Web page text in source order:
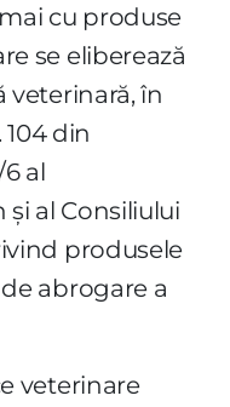
cu produse
se eliberează
veterinară, în
din
al
al Consiliului
produsele
abrogare a
veterinare